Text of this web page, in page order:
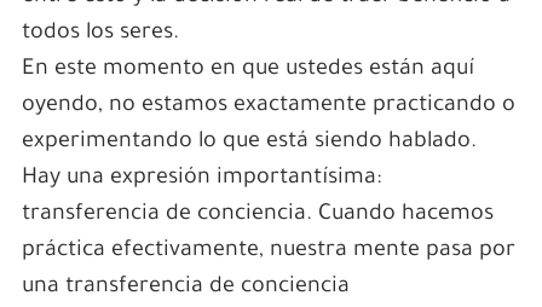
todos los seres.
En este momento en que ustedes están aquí
oyendo, no estamos exactamente practicando o
experimentando lo que está siendo hablado.
Hay una expresión importantísima:
transferencia de conciencia. Cuando hacemos
práctica efectivamente, nuestra mente pasa por
una transferencia de conciencia